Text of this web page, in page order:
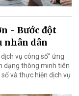
- Bước đột
nhân dân
vụ công số” ứng
dạng thông minh tiên
và thực hiện dịch vụ